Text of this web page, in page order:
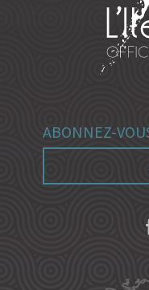
ABONNEZ-